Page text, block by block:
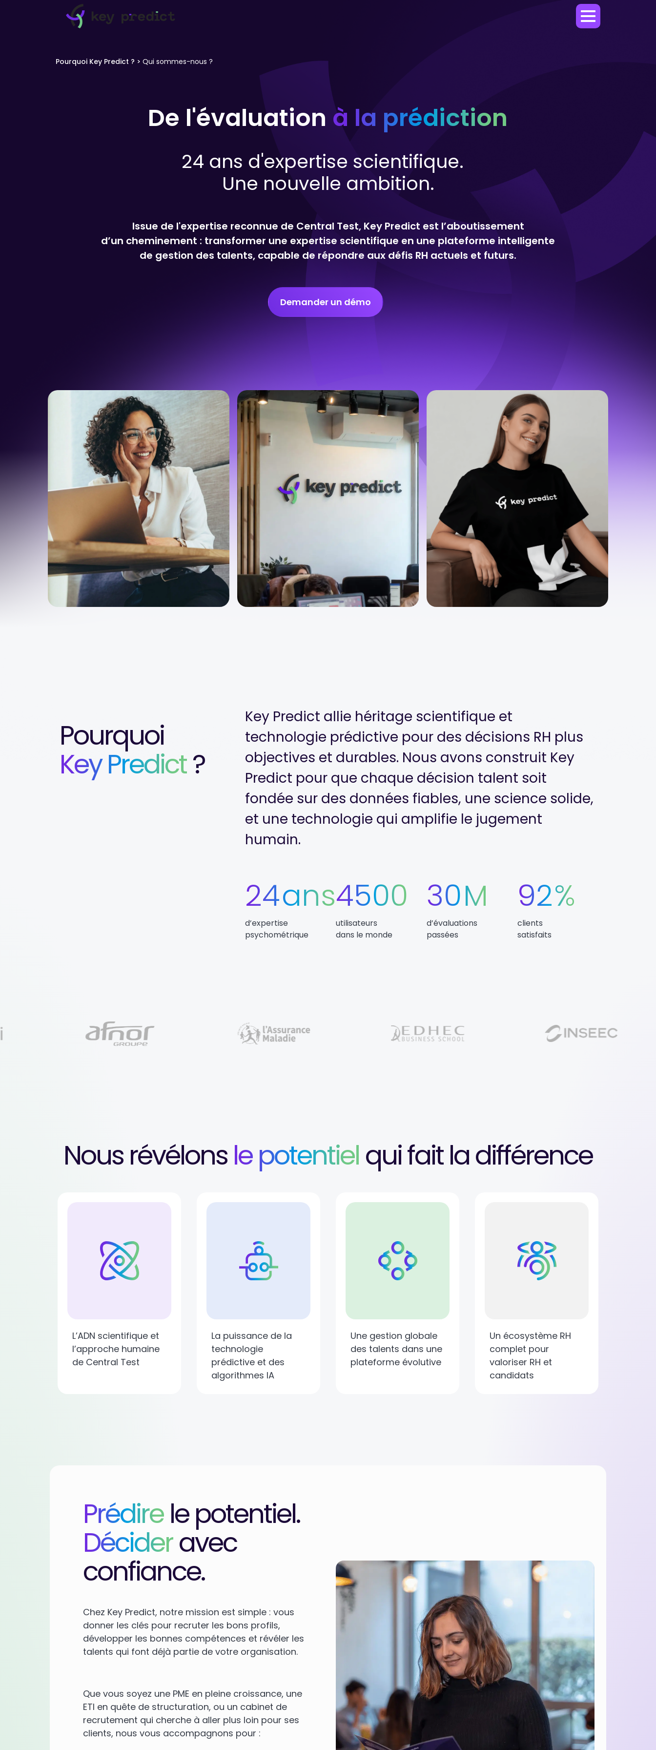
Pourquoi Key Predict ? > Qui sommes-nous ?
De l'évaluation à la prédiction
24 ans d'expertise scientifique.
Une nouvelle ambition.
Issue de l'expertise reconnue de Central Test, Key Predict est l’aboutissement
d’un cheminement : transformer une expertise scientifique en une plateforme intelligente
de gestion des talents, capable de répondre aux défis RH actuels et futurs.
Demander un démo
Pourquoi
Key Predict?
Key Predict allie héritage scientifique et
technologie prédictive pour des décisions RH plus
objectives et durables. Nous avons construit Key
Predict pour que chaque décision talent soit
fondée sur des données fiables, une science solide,
et une technologie qui amplifie le jugement
humain.
24ans
d’expertise
psychométrique
4500
utilisateurs
dans le monde
30M
d’évaluations
passées
92%
clients
satisfaits
Nous révélonsle potentielqui fait la différence
L’ADN scientifique et
l’approche humaine
de Central Test
La puissance de la
technologie
prédictive et des
algorithmes IA
Une gestion globale
des talents dans une
plateforme évolutive
Un écosystème RH
complet pour
valoriser RH et
candidats
Prédire le potentiel.
Décideravec
confiance.
Chez Key Predict, notre mission est simple : vous
donner les clés pour recruter les bons profils,
développer les bonnes compétences et révéler les
talents qui font déjà partie de votre organisation.
Que vous soyez une PME en pleine croissance, une
ETI en quête de structuration, ou un cabinet de
recrutement qui cherche à aller plus loin pour ses
clients, nous vous accompagnons pour :